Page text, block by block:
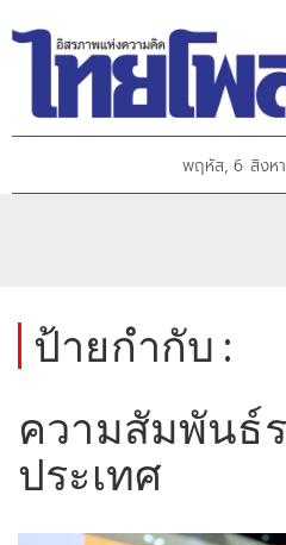
พฤหัส, 6 สิงห
ป้ายกำกับ :
ความสัมพันธ์
ประเทศ